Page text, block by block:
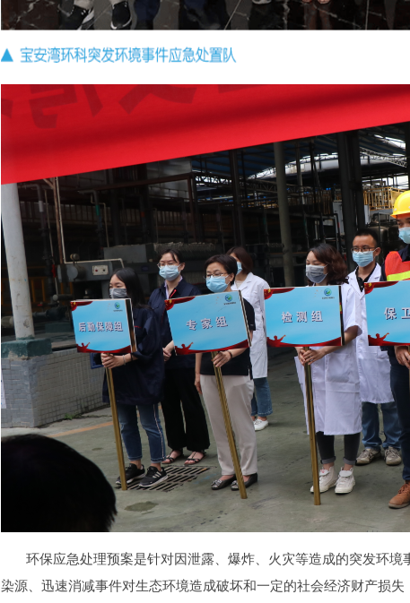
环保应急处理预案是针对因泄露、爆炸、火灾等造成的突发环境
染源、迅速消减事件对生态环境造成破坏和一定的社会经济财产损失